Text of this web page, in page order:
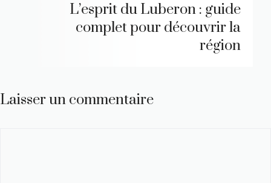
L’esprit du Luberon : guide
complet pour découvrir la
région
Laisser un commentaire